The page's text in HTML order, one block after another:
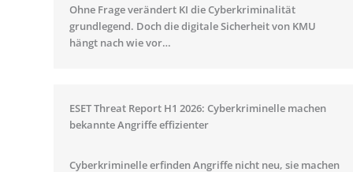
Ohne Frage verändert KI die Cyberkriminalität
grundlegend. Doch die digitale Sicherheit von KMU
hängt nach wie vor…
ESET Threat Report H1 2026: Cyberkriminelle machen
bekannte Angriffe effizienter
Cyberkriminelle erfinden Angriffe nicht neu, sie machen